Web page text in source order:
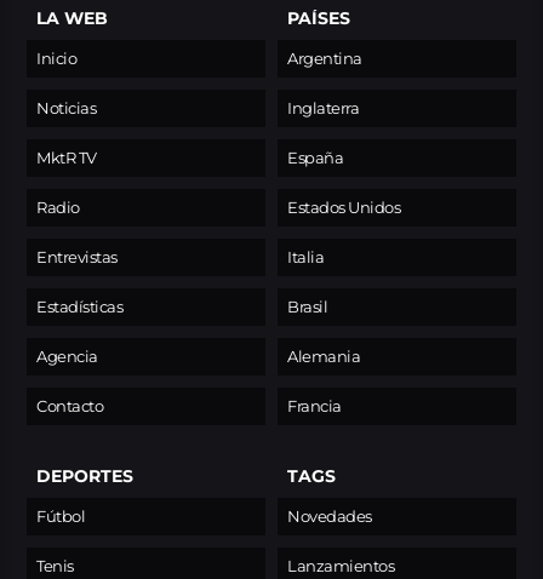
LA WEB
Inicio
Noticias
MktR TV
Radio
Entrevistas
Estadísticas
Agencia
Contacto
PAÍSES
Argentina
Inglaterra
España
Estados Unidos
Italia
Brasil
Alemania
Francia
DEPORTES
Fútbol
Tenis
TAGS
Novedades
Lanzamientos